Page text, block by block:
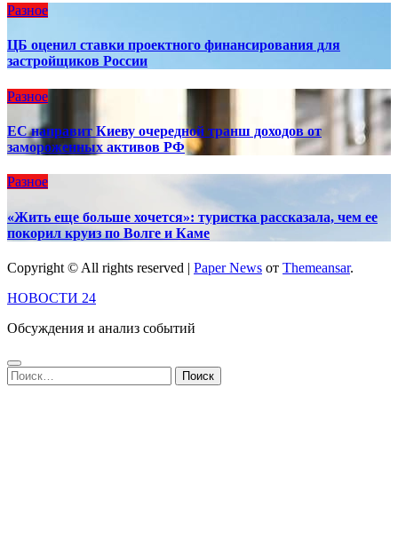
Разное
ЦБ оценил ставки проектного финансирования для
застройщиков России
Разное
ЕС направит Киеву очередной транш доходов от
замороженных активов РФ
Разное
«Жить еще больше хочется»: туристка рассказала, чем ее
покорил круиз по Волге и Каме
Copyright © All rights reserved | Paper News от Themeansar.
НОВОСТИ 24
Обсуждения и анализ событий
Найти: